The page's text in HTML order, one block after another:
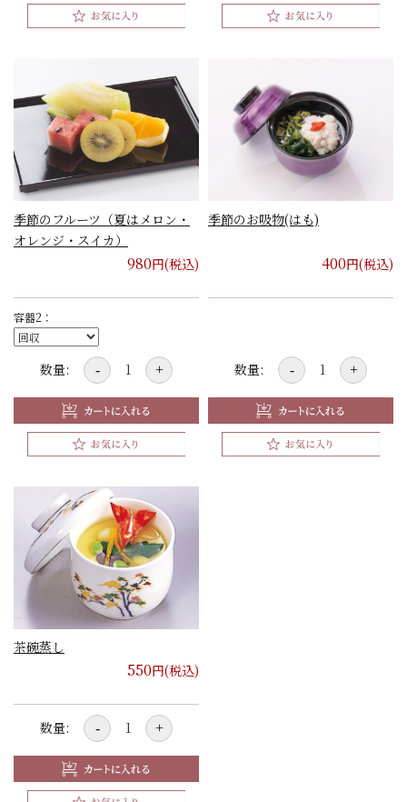
季節のフルーツ（夏はメロン・
オレンジ・スイカ）
980円(税込)
容器2：
数量: - +
季節のお吸物(はも)
400円(税込)
数量: - +
茶碗蒸し
550円(税込)
数量: - +